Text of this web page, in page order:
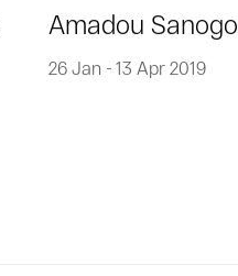
Amadou Sanogo
26 Jan - 13 Apr 2019